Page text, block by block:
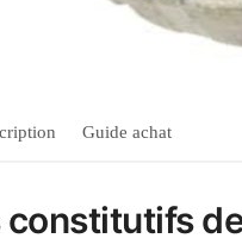
Guide achat
constitutifs